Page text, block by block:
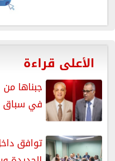
الأعلى قراءة
جبناها من
في سباق
توافق